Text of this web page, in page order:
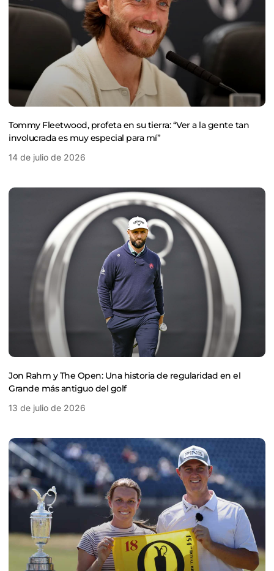
Tommy Fleetwood, profeta en su tierra: “Ver a la gente tan
involucrada es muy especial para mí”
14 de julio de 2026
Jon Rahm y The Open: Una historia de regularidad en el
Grande más antiguo del golf
13 de julio de 2026